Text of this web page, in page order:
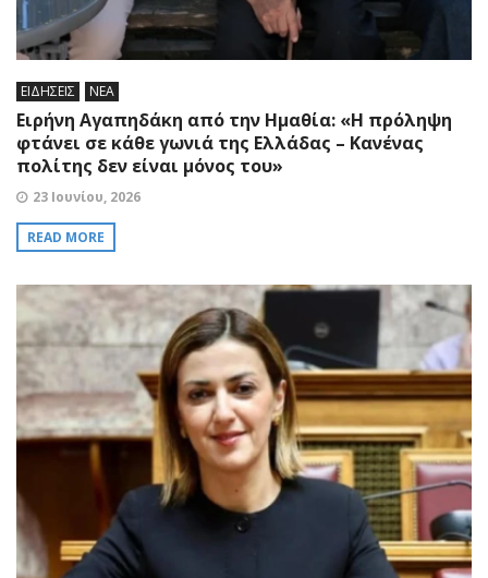
ΕΙΔΗΣΕΙΣ ΝΕΑ
Ειρήνη Αγαπηδάκη από την Ημαθία: «Η πρόληψη
φτάνει σε κάθε γωνιά της Ελλάδας – Κανένας
πολίτης δεν είναι μόνος του»
23 Ιουνίου, 2026
READ MORE